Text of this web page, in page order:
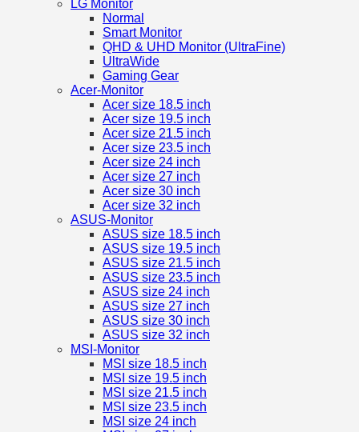
LG Monitor
Normal
Smart Monitor
QHD & UHD Monitor (UltraFine)
UltraWide
Gaming Gear
Acer-Monitor
Acer size 18.5 inch
Acer size 19.5 inch
Acer size 21.5 inch
Acer size 23.5 inch
Acer size 24 inch
Acer size 27 inch
Acer size 30 inch
Acer size 32 inch
ASUS-Monitor
ASUS size 18.5 inch
ASUS size 19.5 inch
ASUS size 21.5 inch
ASUS size 23.5 inch
ASUS size 24 inch
ASUS size 27 inch
ASUS size 30 inch
ASUS size 32 inch
MSI-Monitor
MSI size 18.5 inch
MSI size 19.5 inch
MSI size 21.5 inch
MSI size 23.5 inch
MSI size 24 inch